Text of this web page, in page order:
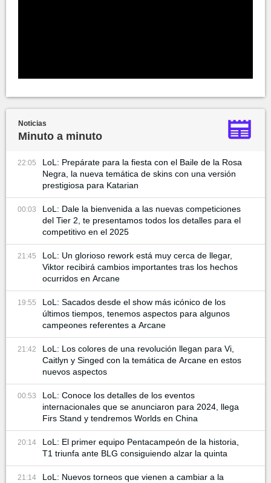
Noticias
Minuto a minuto
22:05
LoL: Prepárate para la fiesta con el Baile de la Rosa
Negra, la nueva temática de skins con una versión
prestigiosa para Katarian
00:03
LoL: Dale la bienvenida a las nuevas competiciones
del Tier 2, te presentamos todos los detalles para el
competitivo en el 2025
21:45
LoL: Un glorioso rework está muy cerca de llegar,
Viktor recibirá cambios importantes tras los hechos
ocurridos en Arcane
19:55
LoL: Sacados desde el show más icónico de los
últimos tiempos, tenemos aspectos para algunos
campeones referentes a Arcane
21:42
LoL: Los colores de una revolución llegan para Vi,
Caitlyn y Singed con la temática de Arcane en estos
nuevos aspectos
00:53
LoL: Conoce los detalles de los eventos
internacionales que se anunciaron para 2024, llega
Firs Stand y tendremos Worlds en China
20:14
LoL: El primer equipo Pentacampeón de la historia,
T1 triunfa ante BLG consiguiendo alzar la quinta
21:14
LoL: Nuevos torneos que vienen a cambiar a la